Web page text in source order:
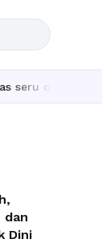
lengkap
dan
Dini